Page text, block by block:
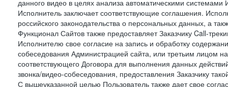
данного видео в целях анализа автоматическими
Исполнитель заключает соответствующие соглашения.
российского законодательства о персональных данных, а
Функционал Сайтов также предоставляет Заказчику Call-
Исполнителю свое согласие на запись и обработку
собеседования Администрацией сайта, или третьим лицом
соответствующего Договора для выполнения данных
звонка/видео-собеседования, предоставления Заказчику
С вышеуказанной целью Пользователь также дает свое